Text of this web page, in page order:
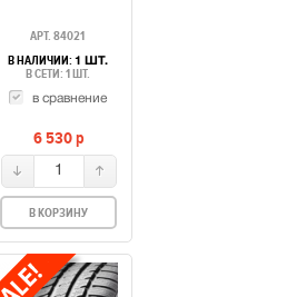
АРТ. 84021
В НАЛИЧИИ: 1 ШТ.
В СЕТИ: 1 ШТ.
в сравнение
6 530p
1
В КОРЗИНУ